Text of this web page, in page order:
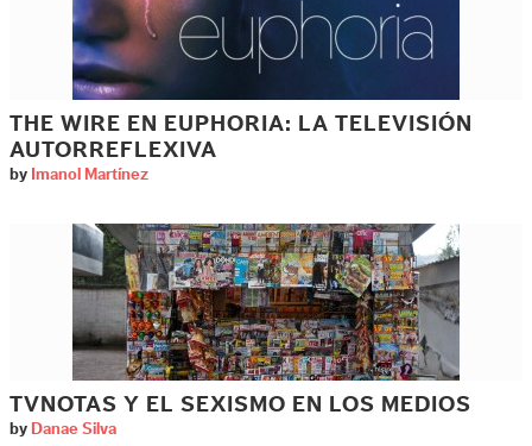
THE WIRE EN EUPHORIA: LA TELEVISIÓN
AUTORREFLEXIVA
by Imanol Martínez
TVNOTAS Y EL SEXISMO EN LOS MEDIOS
by Danae Silva